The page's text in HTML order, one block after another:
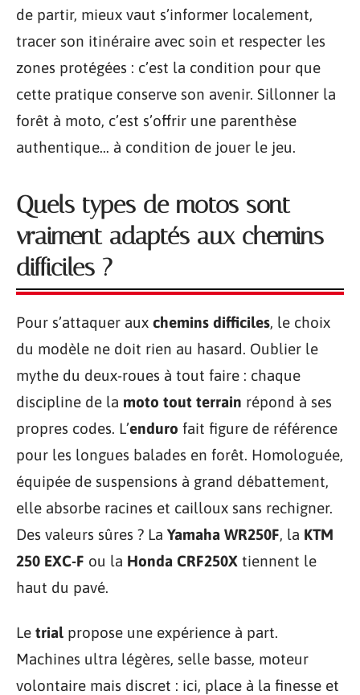
de partir, mieux vaut s’informer localement,
tracer son itinéraire avec soin et respecter les
zones protégées : c’est la condition pour que
cette pratique conserve son avenir. Sillonner la
forêt à moto, c’est s’offrir une parenthèse
authentique… à condition de jouer le jeu.
Quels types de motos sont
vraiment adaptés aux chemins
difficiles ?
Pour s’attaquer aux chemins difficiles, le choix
du modèle ne doit rien au hasard. Oublier le
mythe du deux-roues à tout faire : chaque
discipline de la moto tout terrain répond à ses
propres codes. L’enduro fait figure de référence
pour les longues balades en forêt. Homologuée,
équipée de suspensions à grand débattement,
elle absorbe racines et cailloux sans rechigner.
Des valeurs sûres ? La Yamaha WR250F, la KTM
250 EXC-F ou la Honda CRF250X tiennent le
haut du pavé.
Le trial propose une expérience à part.
Machines ultra légères, selle basse, moteur
volontaire mais discret : ici, place à la finesse et